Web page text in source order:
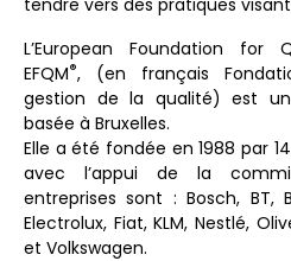
L’European Foundation for
EFQM®, (en français
gestion de la qualité) est
basée à Bruxelles.
Elle a été fondée en 1988 par
avec l’appui de la
entreprises sont : Bosch, BT,
Electrolux, Fiat, KLM, Nestlé,
et Volkswagen.